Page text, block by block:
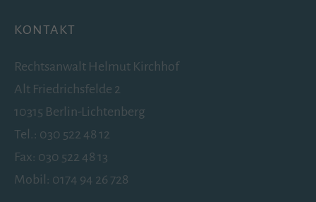
KONTAKT
Rechtsanwalt Helmut Kirchhof
Alt Friedrichsfelde 2
10315 Berlin-Lichtenberg
Tel.: 030 522 48 12
Fax: 030 522 48 13
Mobil: 0174 94 26 728